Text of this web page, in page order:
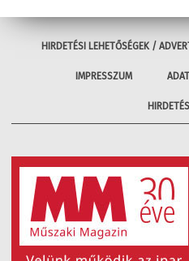
HIRDETÉSI LEHETŐSÉGEK /
IMPRESSZUM